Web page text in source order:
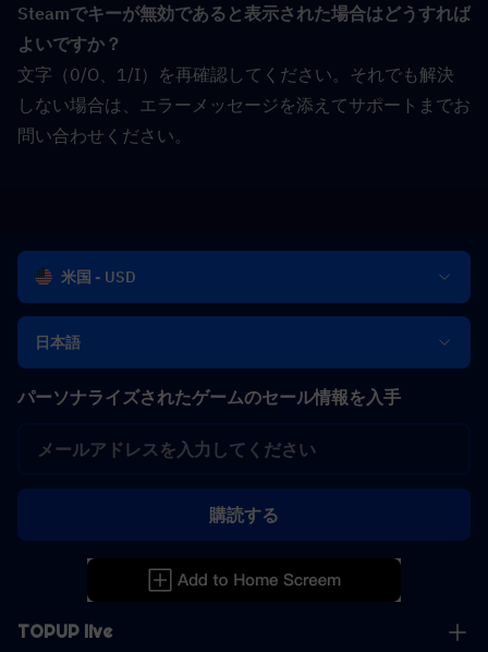
Steamでキーが無効であると表示された場合はどうすれば
よいですか？
文字（0/O、1/I）を再確認してください。それでも解決
しない場合は、エラーメッセージを添えてサポートまでお
問い合わせください。
米国 - USD
日本語
TOPUP live
パーソナライズされたゲームのセール情報を入手
購読する